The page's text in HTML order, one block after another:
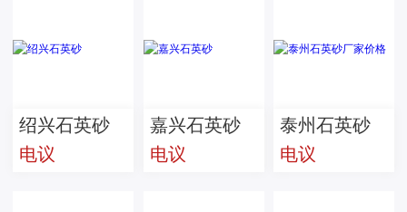
绍兴石英砂
电议
嘉兴石英砂
电议
泰州石英砂
厂家价格
电议